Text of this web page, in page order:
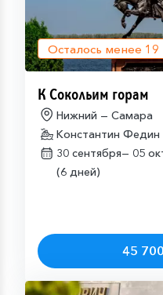
Осталось менее 19
К Сокольим горам
Нижний — Самара
Константин Федин
30 сентября— 05
(6 дней)
45